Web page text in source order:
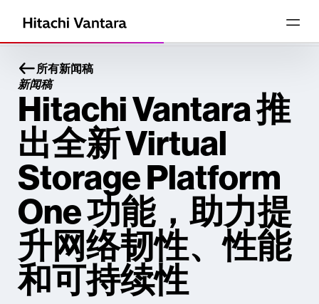
所有新闻稿
新闻稿
Hitachi Vantara 推
出全新 Virtual
Storage Platform
One 功能，助力提
升网络韧性、性能
和可持续性